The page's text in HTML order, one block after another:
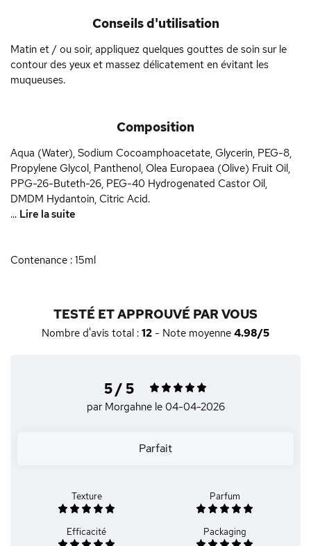
Conseils d'utilisation
Matin et / ou soir, appliquez quelques gouttes de soin sur le
contour des yeux et massez délicatement en évitant les
muqueuses.
Composition
Aqua (Water), Sodium Cocoamphoacetate, Glycerin, PEG-8,
Propylene Glycol, Panthenol, Olea Europaea (Olive) Fruit Oil,
PPG-26-Buteth-26, PEG-40 Hydrogenated Castor Oil,
DMDM Hydantoin, Citric Acid.
... Lire la suite
Contenance : 15ml
TESTÉ ET APPROUVÉ PAR VOUS
Nombre d'avis total : 12 - Note moyenne 4.98/5
5 / 5
par Morgahne le 04-04-2026
Parfait
Texture Parfum
Efficacité Packaging